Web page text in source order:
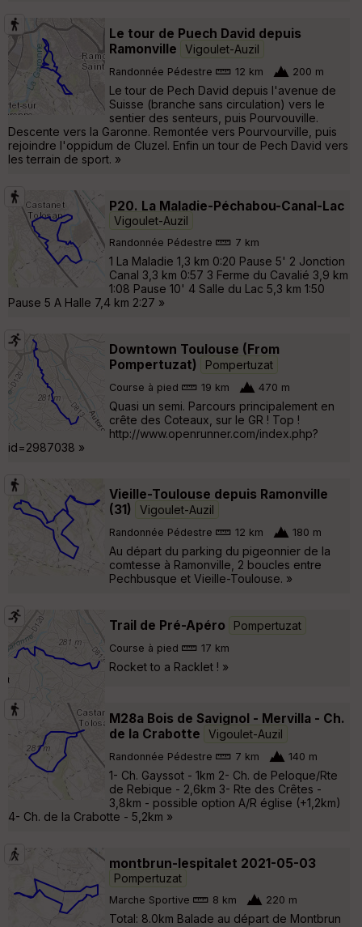
Le tour de Puech David depuis
Ramonville
Vigoulet-Auzil
Randonnée Pédestre 12 km 200 m
Le tour de Pech David depuis l'avenue de
Suisse (branche sans circulation) vers le
sentier des senteurs, puis Pourvouville.
Descente vers la Garonne. Remontée vers Pourvourville, puis
rejoindre l'oppidum de Cluzel. Enfin un tour de Pech David vers
les terrain de sport. »
P20. La Maladie-Péchabou-Canal-Lac
Vigoulet-Auzil
Randonnée Pédestre 7 km
1 La Maladie 1,3 km 0:20 Pause 5' 2 Jonction
Canal 3,3 km 0:57 3 Ferme du Cavalié 3,9 km
1:08 Pause 10' 4 Salle du Lac 5,3 km 1:50
Pause 5 A Halle 7,4 km 2:27 »
Downtown Toulouse (From
Pompertuzat)
Pompertuzat
Course à pied 19 km 470 m
Quasi un semi. Parcours principalement en
crête des Coteaux, sur le GR ! Top !
http://www.openrunner.com/index.php?
id=2987038 »
Vieille-Toulouse depuis Ramonville
(31)
Vigoulet-Auzil
Randonnée Pédestre 12 km 180 m
Au départ du parking du pigeonnier de la
comtesse à Ramonville, 2 boucles entre
Pechbusque et Vieille-Toulouse. »
Trail de Pré-Apéro Pompertuzat
Course à pied 17 km
Rocket to a Racklet ! »
M28a Bois de Savignol - Mervilla - Ch.
de la Crabotte
Vigoulet-Auzil
Randonnée Pédestre 7 km 140 m
1- Ch. Gayssot - 1km 2- Ch. de Peloque/Rte
de Rebique - 2,6km 3- Rte des Crêtes -
3,8km - possible option A/R église (+1,2km)
4- Ch. de la Crabotte - 5,2km »
montbrun-lespitalet 2021-05-03
Pompertuzat
Marche Sportive 8 km 220 m
Total: 8.0km Balade au départ de Montbrun